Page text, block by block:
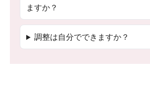
ますか？
調整は自分でできますか？